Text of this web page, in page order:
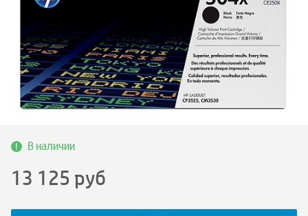
В наличии
13 125 руб